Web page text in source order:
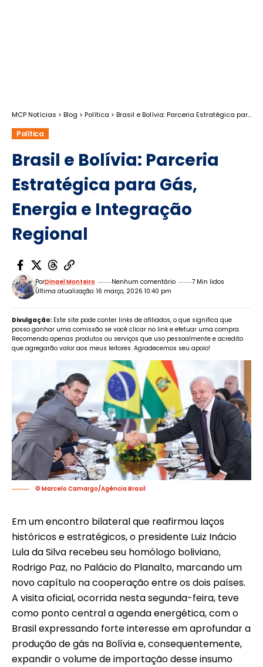
MCP Notícias > Blog > Política > Brasil e Bolívia: Parceria Estratégica para Gás, Energia e Integração Regional
Política
Brasil e Bolívia: Parceria
Estratégica para Gás,
Energia e Integração
Regional
Última atualização: 16 março, 2026 10:40 pm
PorDinael Monteiro Nenhum comentário 7 Min lidos
Divulgação: Este site pode conter links de afiliados, o que significa que
posso ganhar uma comissão se você clicar no link e efetuar uma compra.
Recomendo apenas produtos ou serviços que uso pessoalmente e acredito
que agregarão valor aos meus leitores. Agradecemos seu apoio!
© Marcelo Camargo/Agência Brasil
Em um encontro bilateral que reafirmou laços
históricos e estratégicos, o presidente Luiz Inácio
Lula da Silva recebeu seu homólogo boliviano,
Rodrigo Paz, no Palácio do Planalto, marcando um
novo capítulo na cooperação entre os dois países.
A visita oficial, ocorrida nesta segunda-feira, teve
como ponto central a agenda energética, com o
Brasil expressando forte interesse em aprofundar a
produção de gás na Bolívia e, consequentemente,
expandir o volume de importação desse insumo